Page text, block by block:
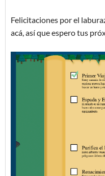
Felicitaciones por el
acá, así que espero tus